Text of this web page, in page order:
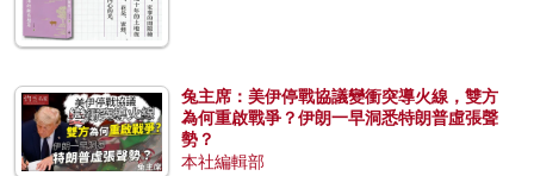
兔主席：美伊停戰協議變衝突導火線，雙方
為何重啟戰爭？伊朗一早洞悉特朗普虛張聲
勢？
本社編輯部